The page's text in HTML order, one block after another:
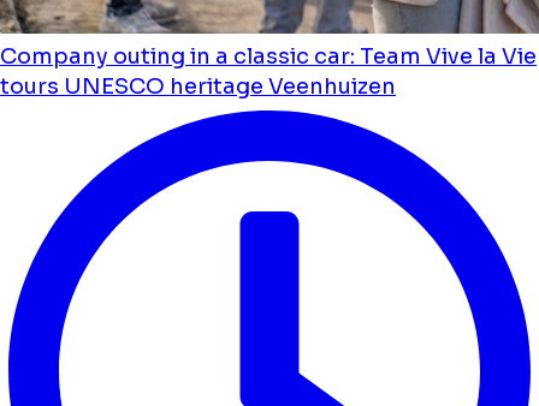
Company outing in a classic car: Team Vive la Vie
tours UNESCO heritage Veenhuizen